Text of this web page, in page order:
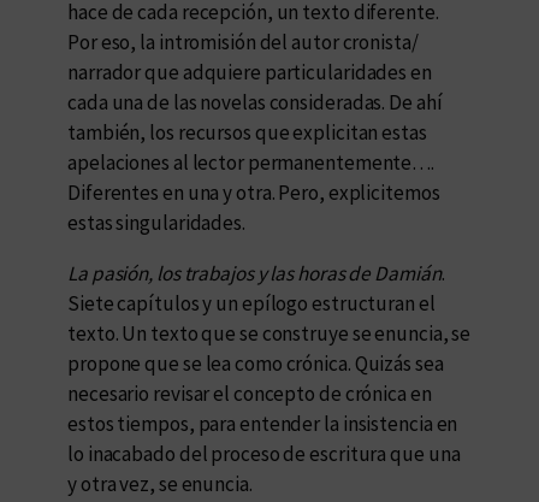
hace de cada recepción, un texto diferente.
Por eso, la intromisión del autor cronista/
narrador que adquiere particularidades en
cada una de las novelas consideradas. De ahí
también, los recursos que explicitan estas
apelaciones al lector permanentemente….
Diferentes en una y otra. Pero, explicitemos
estas singularidades.
La pasión, los trabajos y las horas de Damián.
Siete capítulos y un epílogo estructuran el
texto. Un texto que se construye se enuncia, se
propone que se lea como crónica. Quizás sea
necesario revisar el concepto de crónica en
estos tiempos, para entender la insistencia en
lo inacabado del proceso de escritura que una
y otra vez, se enuncia.